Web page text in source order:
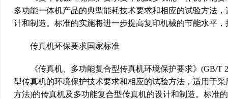
多功能一体机产品的典型能耗技术要求和相应的试验方法
计和制造。标准的实施将进一步提高复印机械的节能水平
传真机环保要求国家标准
《传真机、多功能复合型传真机环境保护要求》(GB/T
型传真机的环境保护技术要求和相应的试验方法，适用于
方法)的传真机及多功能复合型传真机的设计和制造。标准